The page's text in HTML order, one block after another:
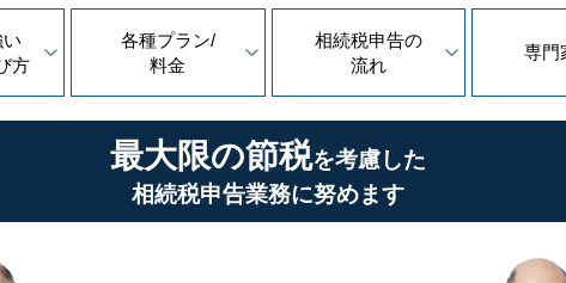
方
各種プラン/
料金
相続税申告の
流れ
専門
最大限の節税を考慮した
相続税申告業務に努めます